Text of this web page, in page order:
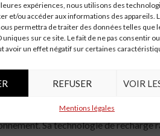
expériences, nous utilisons des
et/ou accéder aux informations des appareils.
permettra de traiter des données telles que
uniques sur ce site. Le fait de ne pas consentir
avoir un effet négatif sur certaines
REFUSER VOIR
Mentions légales
et ses performances solides. Ce
la conduite et le système
entièrement électrique de la
Sa technologie de